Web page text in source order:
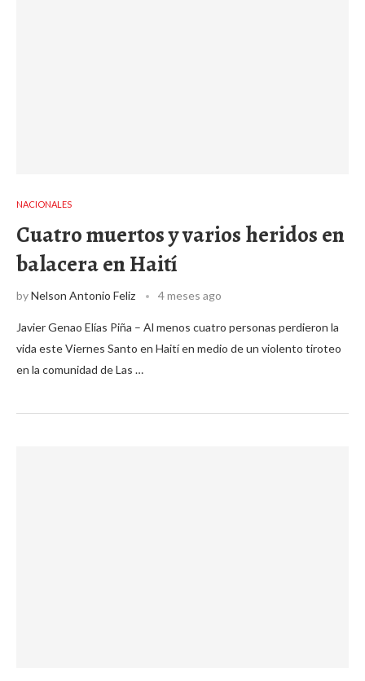
NACIONALES
Cuatro muertos y varios heridos en
balacera en Haití
byNelson Antonio Feliz 4 meses ago
Javier Genao Elías Piña – Al menos cuatro personas perdieron la
vida este Viernes Santo en Haití en medio de un violento tiroteo
en la comunidad de Las …